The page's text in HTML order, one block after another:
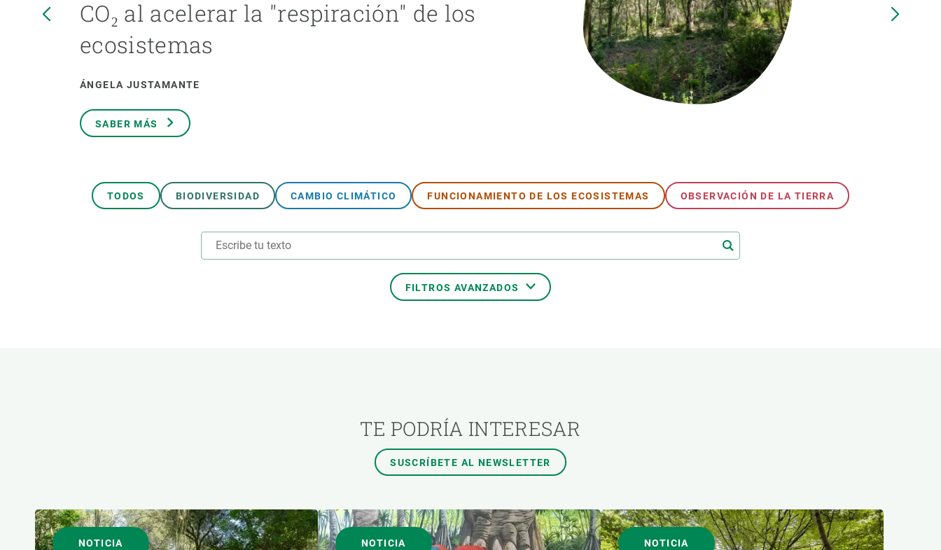
CO₂ al acelerar la "respiración" de los
ecosistemas
ÁNGELA JUSTAMANTE
SABER MÁS
TODOS BIODIVERSIDAD CAMBIO CLIMÁTICO FUNCIONAMIENTO DE LOS ECOSISTEMAS OBSERVACIÓN DE LA TIERRA
FILTROS AVANZADOS
TE PODRÍA INTERESAR
SUSCRÍBETE AL NEWSLETTER
NOTICIA NOTICIA NOTICIA
Marca y logotipos
Equidad, Diversidad e Inclusión (EDI)
Documentación
Observación de la Tierra
Temas transversales
Pide tu beca ERC
Programa de másteres y doctorado
Visitante o sabático
Un lugar donde crecer
Desarrollo de carrera
Eventos anteriores